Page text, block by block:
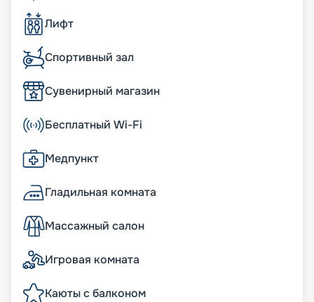
Лифт
Спортивный зал
Сувенирный магазин
Бесплатный Wi-Fi
Медпункт
Гладильная комната
Массажный салон
Игровая комната
Каюты с балконом